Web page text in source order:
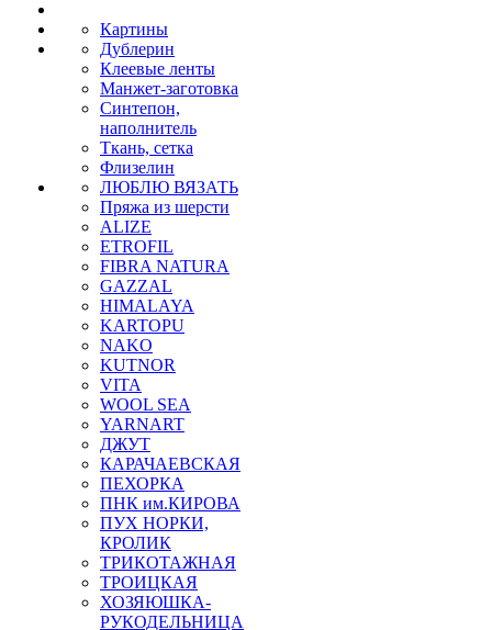
Картины
Дублерин
Клеевые ленты
Манжет-заготовка
Синтепон,
наполнитель
Ткань, сетка
Флизелин
ЛЮБЛЮ ВЯЗАТЬ
Пряжа из шерсти
ALIZE
ETROFIL
FIBRA NATURA
GAZZAL
HIMALAYA
KARTOPU
NAKO
KUTNOR
VITA
WOOL SEA
YARNART
ДЖУТ
КАРАЧАЕВСКАЯ
ПЕХОРКА
ПНК им.КИРОВА
ПУХ НОРКИ,
КРОЛИК
ТРИКОТАЖНАЯ
ТРОИЦКАЯ
ХОЗЯЮШКА-
РУКОДЕЛЬНИЦА